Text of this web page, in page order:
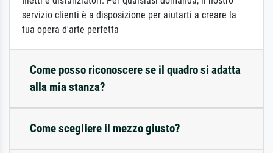
servizio clienti è a disposizione per aiutarti a creare la
tua opera d'arte perfetta
Come posso riconoscere se il quadro si adatta
alla mia stanza?
Come scegliere il mezzo giusto?